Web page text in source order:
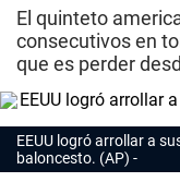
El quinteto
consecutivos en
que es perder
EEUU logró arrollar a
baloncesto. (AP)